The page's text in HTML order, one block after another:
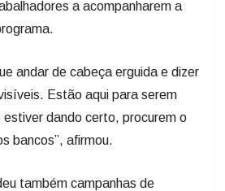
a acompanharem a
andar de cabeça erguida e dizer
Estão aqui para serem
dando certo, procurem o
bancos”, afirmou.
também campanhas de